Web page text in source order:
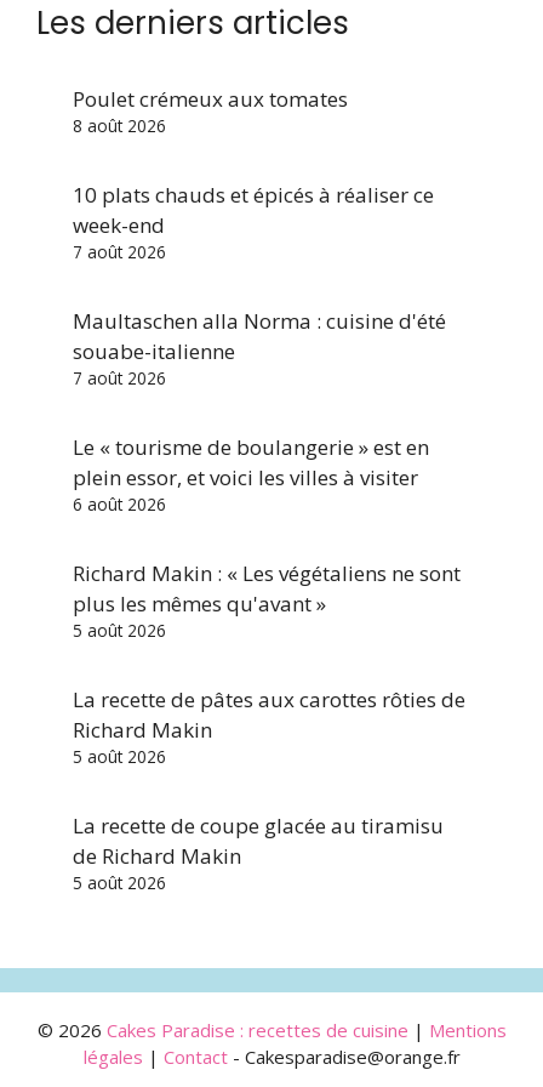
Les derniers articles
Poulet crémeux aux tomates
8 août 2026
10 plats chauds et épicés à réaliser ce
week-end
7 août 2026
Maultaschen alla Norma : cuisine d'été
souabe-italienne
7 août 2026
Le « tourisme de boulangerie » est en
plein essor, et voici les villes à visiter
6 août 2026
Richard Makin : « Les végétaliens ne sont
plus les mêmes qu'avant »
5 août 2026
La recette de pâtes aux carottes rôties de
Richard Makin
5 août 2026
La recette de coupe glacée au tiramisu
de Richard Makin
5 août 2026
© 2026 Cakes Paradise : recettes de cuisine | Mentions
légales | Contact- Cakesparadise@orange.fr